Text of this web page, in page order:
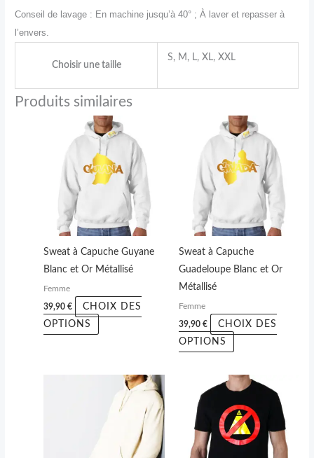
Conseil de lavage : En machine jusqu’à 40° ;À laver et repasser à
l’envers.
Choisir une taille
S, M, L, XL, XXL
Produits similaires
Sweat à Capuche Guyane
Blanc et Or Métallisé
Femme
39,90€
CHOIX DES
OPTIONS
Ce
produit
a
plusieurs
variations.
options
peuvent
être
sur
la
page
Sweat à Capuche
Guadeloupe Blanc et Or
Métallisé
Femme
39,90 €
CHOIX DES
OPTIONS
Ce
produit
a
plusieurs
variations.
options
peuvent
être
la
page
du
Ce
a
plusieurs
variations.